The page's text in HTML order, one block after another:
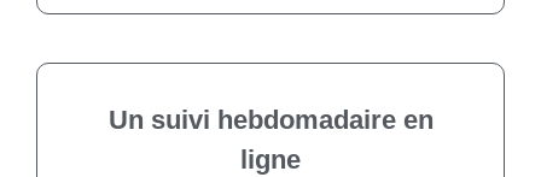
Un suivi hebdomadaire en
ligne